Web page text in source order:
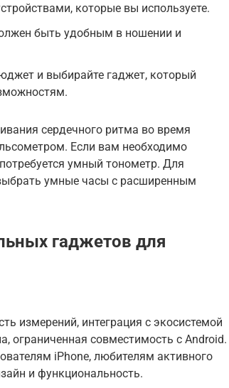
которые вы используете.
быть удобным в ношении и
и выбирайте гаджет, который
сердечного ритма во время
Если вам необходимо
умный тонометр. Для
умные часы с расширенным
гаджетов для
измерений, интеграция с экосистемой
ограниченная совместимость с Android.
iPhone, любителям активного
и функциональность.